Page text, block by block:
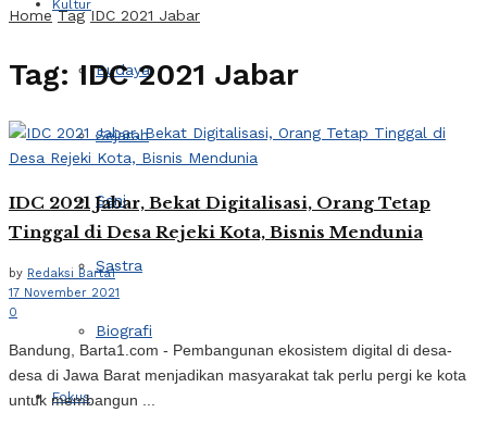
Kultur
Budaya
Sejarah
Seni
Sastra
Biografi
Fokus
Home Tag IDC 2021 Jabar
Tag:IDC 2021 Jabar
IDC 2021 Jabar, Bekat Digitalisasi, Orang Tetap
Tinggal di Desa Rejeki Kota, Bisnis Mendunia
by Redaksi Barta1
17 November 2021
0
Bandung, Barta1.com - Pembangunan ekosistem digital di desa-
desa di Jawa Barat menjadikan masyarakat tak perlu pergi ke kota
untuk membangun ...